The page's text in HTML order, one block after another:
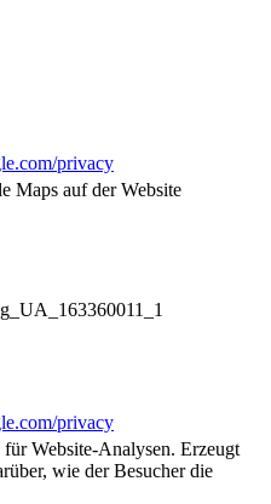
privacy
Maps auf der Website
privacy
Website-Analysen. Erzeugt
wie der Besucher die